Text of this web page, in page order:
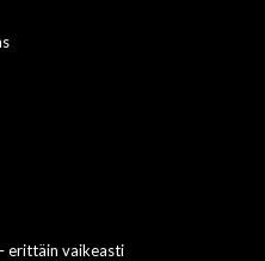
erittäin vaikeasti